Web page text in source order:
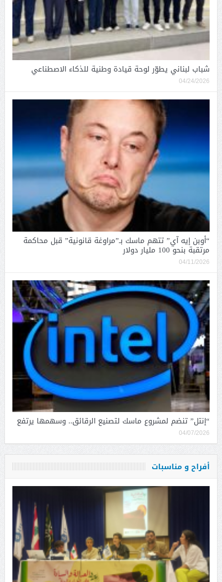
شباب لبناني يطوّر لوحة قيادة وطنية للذكاء الاصطناعي
04/24/2026
“أوبن إيه آي” تتهم ماسك بـ”مراوغة قانونية” قبل محاكمة
مرتقبة بنحو 100 مليار دولار
04/11/2026
“إنتل” تنضم لمشروع ماسك لتصنيع الرقائق.. وسهمها يرتفع
04/07/2026
أفراح و مناسبات